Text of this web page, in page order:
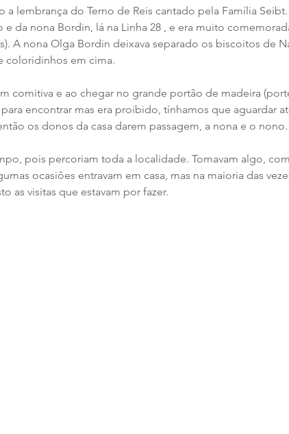
a lembrança do Terno de Reis cantado pela Família
e da nona Bordin, lá na Linha 28 , e era muito
A nona Olga Bordin deixava separado os biscoitos de
coloridinhos em cima.
encontrar mas era proibido, tínhamos que aguardar
os donos da casa darem passagem, a nona e o nono.
pois percoriam toda a localidade. Tomavam algo,
ocasiões entravam em casa, mas na maioria das
as visitas que estavam por fazer.